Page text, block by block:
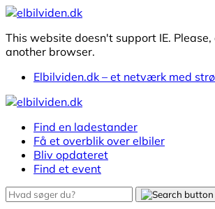
This website doesn't support IE.
another browser.
Elbilviden.dk – et netværk med
Find en ladestander
Få et overblik over elbiler
Bliv opdateret
Find et event